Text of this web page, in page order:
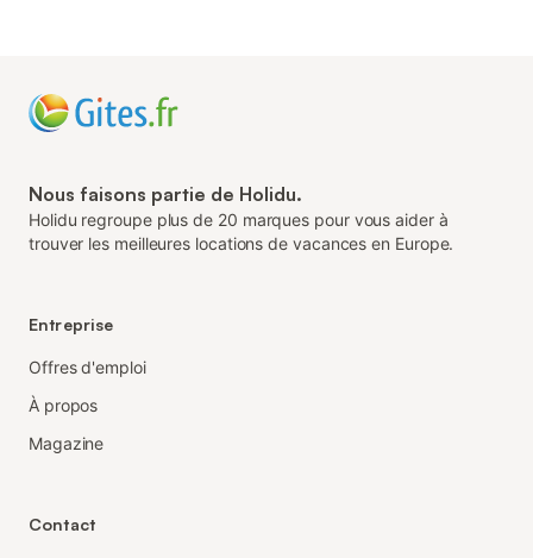
Nous faisons partie de Holidu.
Holidu regroupe plus de 20 marques pour vous aider à
trouver les meilleures locations de vacances en Europe.
Entreprise
Offres d'emploi
À propos
Magazine
Contact